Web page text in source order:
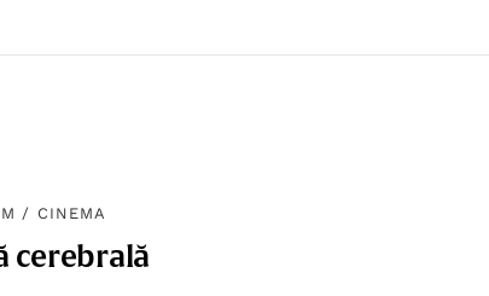
/ CINEMA
cerebrală